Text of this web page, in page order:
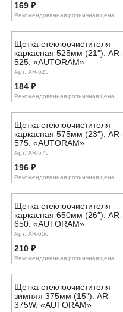
169₽
Рекомендованная розничная цена
Щетка стеклоочистителя
каркасная 525мм (21″). AR-
525. «AUTORAM»
Арт. AR-525
184₽
Рекомендованная розничная цена
Щетка стеклоочистителя
каркасная 575мм (23″). AR-
575. «AUTORAM»
Арт. AR-575
196₽
Рекомендованная розничная цена
Щетка стеклоочистителя
каркасная 650мм (26″). AR-
650. «AUTORAM»
Арт. AR-650
210₽
Рекомендованная розничная цена
Щетка стеклоочистителя
зимняя 375мм (15″). AR-
375W. «AUTORAM»